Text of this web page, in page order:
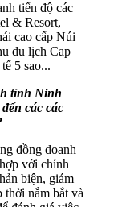
tiến độ các
& Resort,
cao cấp Núi
du lịch Cap
5 sao...
tỉnh Ninh
các các
đồng doanh
với chính
biện, giám
thời nắm bắt và